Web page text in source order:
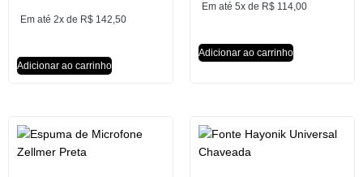
Em até 2x de R$ 142,50
Adicionar ao carrinho
Em até 5x de R$ 114,00
Adicionar ao carrinho